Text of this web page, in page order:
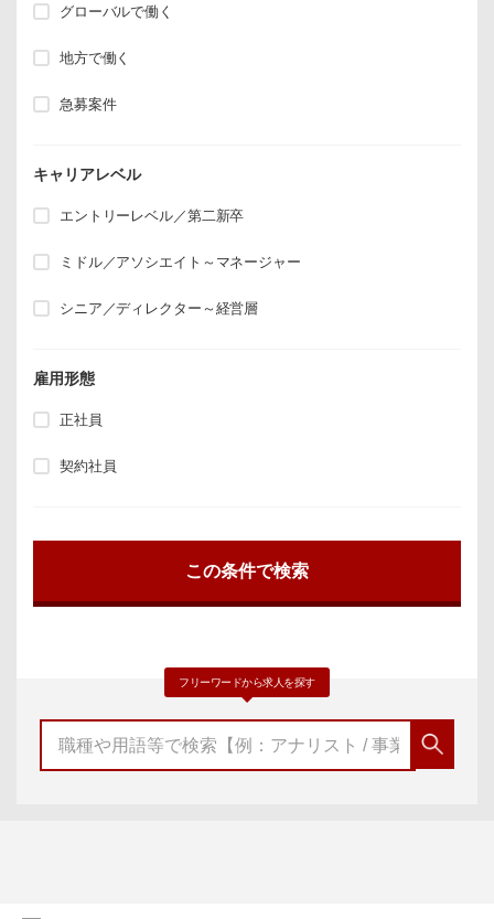
グローバルで働く
地方で働く
急募案件
キャリアレベル
エントリーレベル／第二新卒
ミドル／アソシエイト～マネージャー
シニア／ディレクター～経営層
雇用形態
正社員
契約社員
フリーワードから求人を探す